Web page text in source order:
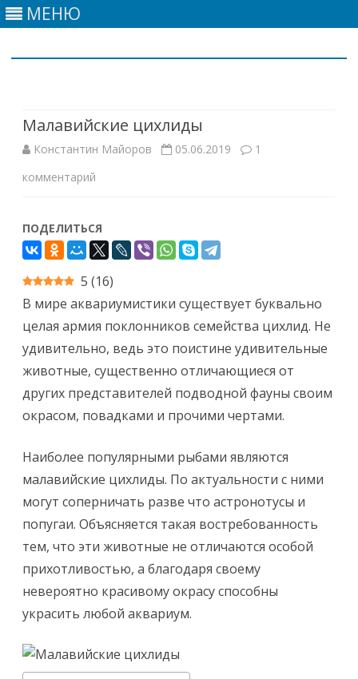
МЕНЮ
Малавийские цихлиды
Константин Майоров 05.06.2019
1
комментарий
Малавийские
цихлиды
ПОДЕЛИТЬСЯ
5 (16)
В мире аквариумистики существует буквально
целая армия поклонников семейства цихлид. Не
удивительно, ведь это поистине удивительные
животные, существенно отличающиеся от
других представителей подводной фауны своим
окрасом, повадками и прочими чертами.
Наиболее популярными рыбами являются
малавийские цихлиды. По актуальности с ними
могут соперничать разве что астронотусы и
попугаи. Объясняется такая востребованность
тем, что эти животные не отличаются особой
прихотливостью, а благодаря своему
невероятно красивому окрасу способны
украсить любой аквариум.